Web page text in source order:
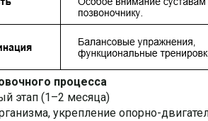
процесса
этап (1–2 месяца)
укрепление опорно-